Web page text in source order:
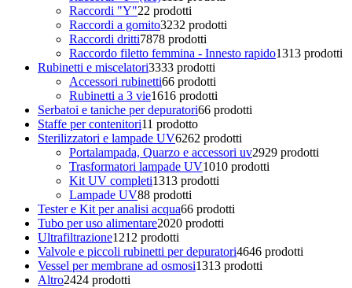
Raccordi "Y"22 prodotti
Raccordi a gomito3232 prodotti
Raccordi dritti7878 prodotti
Raccordo filetto femmina - Innesto rapido1313 prodotti
Rubinetti e miscelatori3333 prodotti
Accessori rubinetti66 prodotti
Rubinetti a 3 vie1616 prodotti
Serbatoi e taniche per depuratori66 prodotti
Staffe per contenitori11 prodotto
Sterilizzatori e lampade UV6262 prodotti
Portalampada, Quarzo e accessori uv2929 prodotti
Trasformatori lampade UV1010 prodotti
Kit UV completi1313 prodotti
Lampade UV88 prodotti
Tester e Kit per analisi acqua66 prodotti
Tubo per uso alimentare2020 prodotti
Ultrafiltrazione1212 prodotti
Valvole e piccoli rubinetti per depuratori4646 prodotti
Vessel per membrane ad osmosi1313 prodotti
Altro2424 prodotti